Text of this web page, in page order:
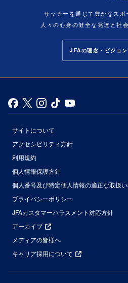
サッカーを通じて豊かなスポ
人々の心身の健全な発達と社
JFAの理念・ビジョ
サイトについて
アクセシビリティ方針
利用規約
個人情報保護方針
個人番号及び特定個人情報の適正な取扱
プライバシーポリシー
JFAカスタマーハラスメント対応方針
アーカイブ
メディアの皆様へ
キャリア採用について